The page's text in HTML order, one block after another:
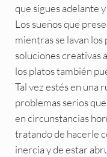
que sigues adelante
Los sueños que
mientras se lavan
soluciones creativas
los platos también
Tal vez estés en una
problemas serios
en circunstancias
tratando de hacerle
inercia y de estar